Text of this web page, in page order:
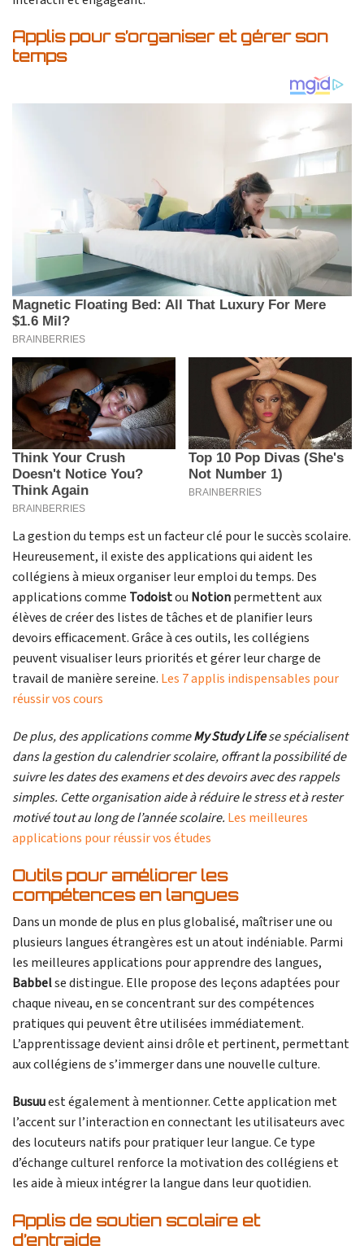
Applis pour s’organiser et gérer son
temps
La gestion du temps est un facteur clé pour le succès scolaire.
Heureusement, il existe des applications qui aident les
collégiens à mieux organiser leur emploi du temps. Des
applications comme Todoistou Notionpermettent aux
élèves de créer des listes de tâches et de planifier leurs
devoirs efficacement. Grâce à ces outils, les collégiens
peuvent visualiser leurs priorités et gérer leur charge de
travail de manière sereine. Les 7 applis indispensables pour
réussir vos cours
De plus, des applications commeMy Study Lifese spécialisent
dans la gestion du calendrier scolaire, offrant la possibilité de
suivre les dates des examens et des devoirs avec des rappels
simples. Cette organisation aide à réduire le stress et à rester
motivé tout au long de l’année scolaire. Les meilleures
applications pour réussir vos études
Outils pour améliorer les
compétences en langues
Dans un monde de plus en plus globalisé, maîtriser une ou
plusieurs langues étrangères est un atout indéniable. Parmi
les meilleures applications pour apprendre des langues,
Babbelse distingue. Elle propose des leçons adaptées pour
chaque niveau, en se concentrant sur des compétences
pratiques qui peuvent être utilisées immédiatement.
L’apprentissage devient ainsi drôle et pertinent, permettant
aux collégiens de s’immerger dans une nouvelle culture.
Busuuest également à mentionner. Cette application met
l’accent sur l’interaction en connectant les utilisateurs avec
des locuteurs natifs pour pratiquer leur langue. Ce type
d’échange culturel renforce la motivation des collégiens et
les aide à mieux intégrer la langue dans leur quotidien.
Applis de soutien scolaire et
d’entraide